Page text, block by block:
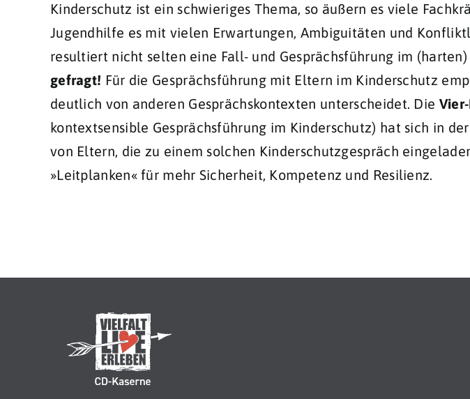
Kinderschutz ist ein schwieriges Thema, so äußern es viele
Jugendhilfe es mit vielen Erwartungen, Ambiguitäten und
resultiert nicht selten eine Fall- und Gesprächsführung im
gefragt! Für die Gesprächsführung mit Eltern im Kinderschutz
deutlich von anderen Gesprächskontexten unterscheidet. Die
kontextsensible Gesprächsführung im Kinderschutz) hat sich in
von Eltern, die zu einem solchen Kinderschutzgespräch
»Leitplanken« für mehr Sicherheit, Kompetenz und Resilienz.